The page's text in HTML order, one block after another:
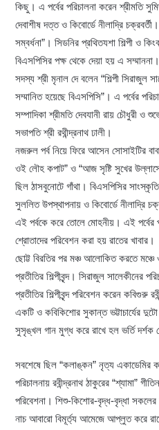
কিছু। এ পর্বের পরিচালনা করেন শ্রীমতি
দেবাশীষ দত্ত ও কিবোর্ডে নীলাদ্রি
সম্বর্ধনা”। সিডনির প্রথিতযশা শিল্পী ও
বিএসপিসির পক্ষ থেকে দেয়া হয় এ
সদস্য শ্রী মৃনাল দে বলেন “শিল্পী সিরাজুল
সম্মানিত হয়েছে বিএসপিসি”। এ পর্বের
সম্পাদিকা শ্রীমতি দেবযানী রায় চৌধুরী ও
সভাপতি শ্রী রথীন্দ্রনাথ ঢালী।
নজরুল পর্ব নিয়ে ফিরে আসেন সোসাইটির
ওই লৌহ কপাট” ও “আজ সৃষ্টি সুখের
ছিল ঠাসবুনোটে গাঁথা। বিএসপিসির
সুললিত উপস্থাপনায় ও কিবোর্ডে নীলাদ্রি
এই পর্বকে করে তোলে মোহনীয়। এই পর্বের
শ্রোতাদের পরিবেশন করা হয় রাতের খাবার।
ছোট্ট বিরতির পর মঞ্চ আলোকিত করতে মঞ্চে
প্রতীতির শিল্পীবৃন্দ। সিরাজুল সালেকীনের
প্রতীতির শিল্পীবৃন্দ পরিবেশন করেন কবিগুরু
একটি ও কবিকিশোর সুকান্ত ভট্টাচার্যের
সুসৃঙ্খল গান মুগ্ধ করে রাখে হল ভর্তি দর্শক
সবশেষে ছিল “কলাঙ্কন” নৃত্য একাডেমির
পরিচালনায় রবীন্দ্রনাথ ঠাকুরের “শ্যামা”
পরিবেশনা। শিশু-কিশোর-বৃদ্ধ-বৃদ্ধা সকলের
নাচ আবারো বিমূর্ত্য আমেজে আপ্লুত করে